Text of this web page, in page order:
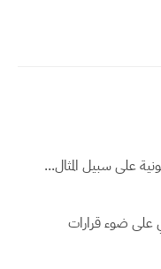
على سبيل المثال...
على ضوء قرارات